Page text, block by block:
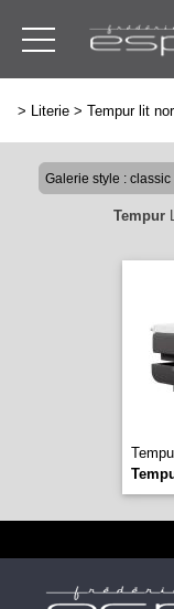
> Literie > Tempur lit
Tempur